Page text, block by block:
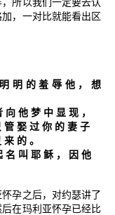
所以我们一定要去认
，一对比就能看出区
明 明 的 羞 辱 他 ，
想
向 他 梦 中 显 现 ，
管 娶 过 你 的 妻 子
来 的 。
名 叫 耶 稣 ， 因 他
孕之后，对约瑟讲了
在玛利亚怀孕已经比